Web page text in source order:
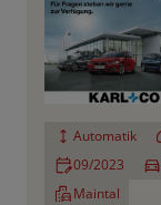
Automatik
09/2023
Maintal